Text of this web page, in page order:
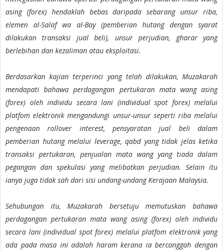
asing (forex) hendaklah bebas daripada sebarang unsur riba,
elemen al-Salaf wa al-Bay (pemberian hutang dengan syarat
dilakukan transaksi jual beli), unsur perjudian, gharar yang
berlebihan dan kezaliman atau eksploitasi.
Berdasarkan kajian terperinci yang telah dilakukan, Muzakarah
mendapati bahawa perdagangan pertukaran mata wang asing
(forex) oleh individu secara lani (individual spot forex) melalui
platfom elektronik mengandungi unsur-unsur seperti riba melalui
pengenaan rollover interest, pensyaratan jual beli dalam
pemberian hutang melalui leverage, qabd yang tidak jelas ketika
transaksi pertukaran, penjualan mata wang yang tiada dalam
pegangan dan spekulasi yang melibatkan perjudian. Selain itu
ianya juga tidak sah dari sisi undang-undang Kerajaan Malaysia.
Sehubungan itu, Muzakarah bersetuju memutuskan bahawa
perdagangan pertukaran mata wang asing (forex) oleh individu
secara lani (individual spot forex) melalui platfom elektronik yang
ada pada masa ini adalah haram kerana ia bercanggah dengan